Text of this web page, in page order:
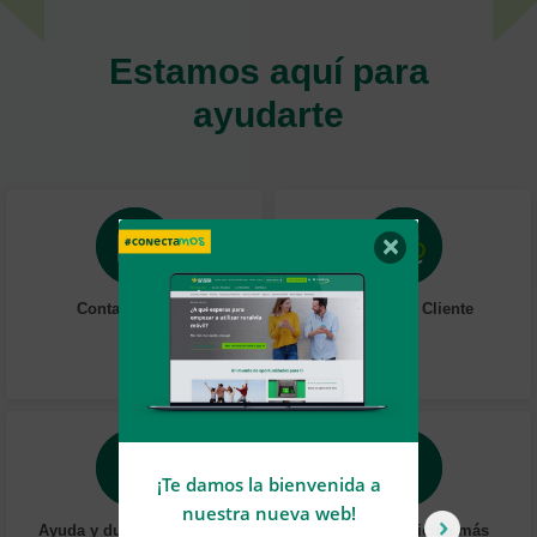
Estamos aquí para
ayudarte
Contacta online Atención al Cliente
Ayuda y dudas frecuentes
Localiza tu oficina más
×
¡Te damos la bienvenida a
nuestra nueva web!